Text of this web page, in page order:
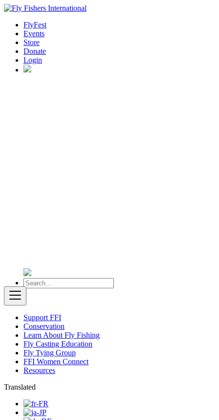
FlyFest
Events
Store
Donate
Login
Support FFI
Conservation
Learn About Fly Fishing
Fly Casting Education
Fly Tying Group
FFI Women Connect
Resources
Translated